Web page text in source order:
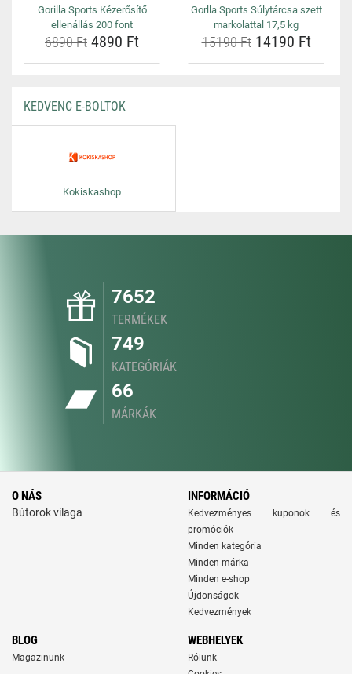
Gorilla Sports Kézerősítő
ellenállás 200 font
6890 Ft 4890 Ft
Gorlla Sports Súlytárcsa szett
markolattal 17,5 kg
15190 Ft14190 Ft
KEDVENC E-BOLTOK
Kokiskashop
7652
TERMÉKEK
749
KATEGÓRIÁK
66
MÁRKÁK
O NÁS
Bútorok vilaga
INFORMÁCIÓ
Kedvezményes kuponok és
promóciók
Minden kategória
Minden márka
Minden e-shop
Újdonságok
Kedvezmények
BLOG
Magazinunk
WEBHELYEK
Rólunk